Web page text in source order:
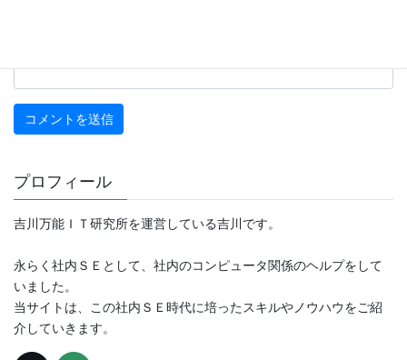
プロフィール
吉川万能ＩＴ研究所を運営している吉川です。
永らく社内ＳＥとして、社内のコンピュータ関係のヘルプをして
いました。
当サイトは、この社内ＳＥ時代に培ったスキルやノウハウをご紹
介していきます。